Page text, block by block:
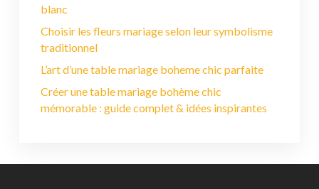
blanc
Choisir les fleurs mariage selon leur symbolisme
traditionnel
L’art d’une table mariage boheme chic parfaite
Créer une table mariage bohème chic
mémorable : guide complet & idées inspirantes